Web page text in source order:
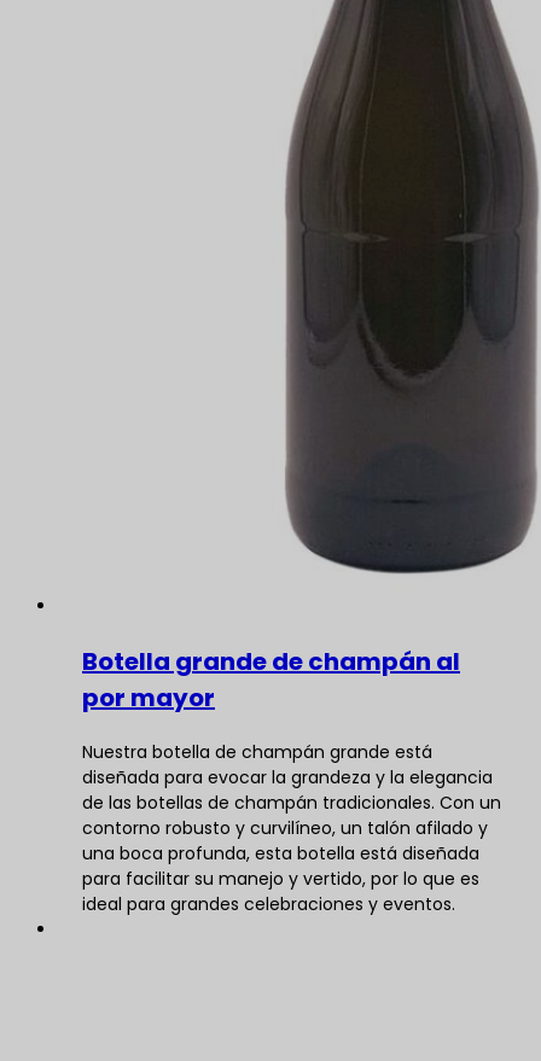
Botella grande de champán al
por mayor
Nuestra botella de champán grande está
diseñada para evocar la grandeza y la elegancia
de las botellas de champán tradicionales. Con un
contorno robusto y curvilíneo, un talón afilado y
una boca profunda, esta botella está diseñada
para facilitar su manejo y vertido, por lo que es
ideal para grandes celebraciones y eventos.